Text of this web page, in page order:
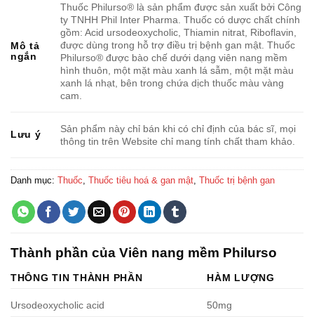
Mô tả
ngắn
Thuốc Philurso® là sản phẩm được sản xuất bởi Công
ty TNHH Phil Inter Pharma. Thuốc có dược chất chính
gồm: Acid ursodeoxycholic, Thiamin nitrat, Riboflavin,
được dùng trong hỗ trợ điều trị bệnh gan mật. Thuốc
Philurso® được bào chế dưới dạng viên nang mềm
hình thuôn, một mặt màu xanh lá sẫm, một mặt màu
xanh lá nhạt, bên trong chứa dịch thuốc màu vàng
cam.
Lưu ý
Sản phẩm này chỉ bán khi có chỉ định của bác sĩ, mọi
thông tin trên Website chỉ mang tính chất tham khảo.
Danh mục: Thuốc Thuốc tiêu hoá & gan mật Thuốc trị bệnh gan
Thành phần của Viên nang mềm Philurso
THÔNG TIN THÀNH PHẦN HÀM LƯỢNG
Ursodeoxycholic acid 50mg